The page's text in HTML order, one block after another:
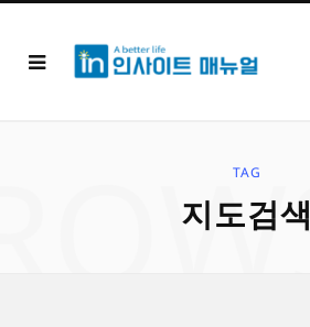
TAG
지도검색